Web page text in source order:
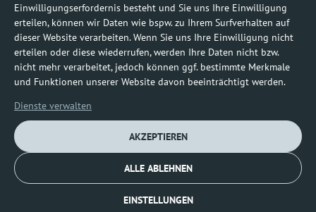
Einwilligungserfordernis besteht und Sie uns Ihre Einwilligung
erteilen, können wir Daten wie bspw. zu Ihrem Surfverhalten auf
dieser Website verarbeiten. Wenn Sie uns Ihre Einwilligung nicht
erteilen oder diese wiederrufen, werden Ihre Daten nicht bzw.
nicht mehr verarbeitet, jedoch können ggf. bestimmte Merkmale
und Funktionen unserer Website davon beeinträchtigt werden.
Dienste verwalten
AKZEPTIEREN
ALLE ABLEHNEN
EINSTELLUNGEN
Befundauskünfte/
Nachforderungen
0800 1219100-10
Datenschutz Cookie-Richtlinie (EU)